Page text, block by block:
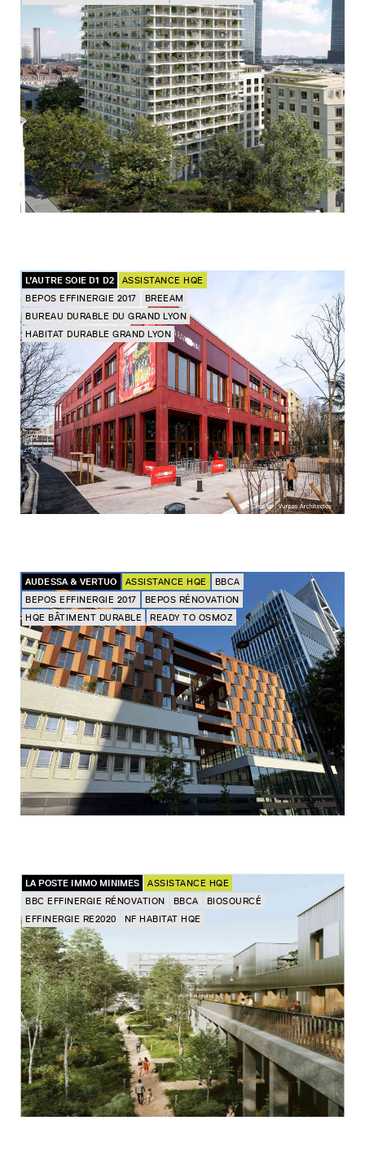
L’AUTRE SOIE D1 D2
ASSISTANCE HQE
BEPOS EFFINERGIE 2017
BREEAM
BUREAU DURABLE DU GRAND LYON
HABITAT DURABLE GRAND LYON
AUDESSA & VERTUO ASSISTANCE HQE
BBCA
BEPOS EFFINERGIE 2017
BEPOS RÉNOVATION
HQE BÂTIMENT DURABLE
READY TO OSMOZ
LA POSTE IMMO MINIMES
ASSISTANCE HQE
BBC EFFINERGIE RÉNOVATION
BBCA
BIOSOURCÉ
EFFINERGIE RE2020
NF HABITAT HQE